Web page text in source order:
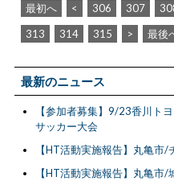
最初へ < 306 307
313
314 315 > 最後
最新のニュース
【参加者募集】9/23香川ト
サッカー大会
【HT活動実施報告】丸亀市
【HT活動実施報告】丸亀市